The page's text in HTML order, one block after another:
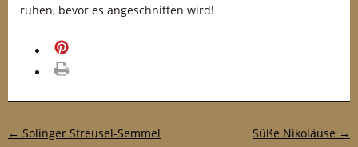
ruhen, bevor es angeschnitten wird!
Post-Navigation
← Solinger Streusel-Semmel Süße Nikoläuse →